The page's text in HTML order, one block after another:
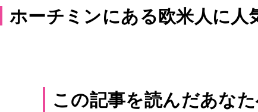
ホーチミンにある欧米人に
この記事を読んだあな